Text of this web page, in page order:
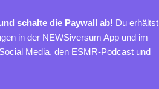
schalte die Paywall ab! Du erhältst
in der NEWSiversum App und im
Media, den ESMR-Podcast und